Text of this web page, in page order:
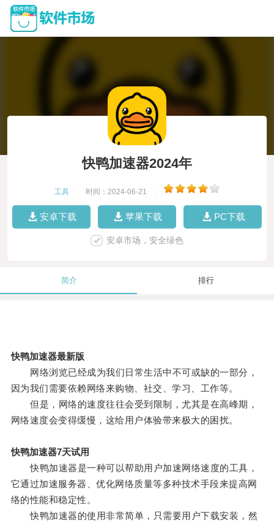
快鸭加速器2024年
工具 时间：2024-06-21
安卓下载 苹果下载 PC下载
安卓市场，安全绿色
简介 排行
快鸭加速器最新版
网络浏览已经成为我们日常生活中不可或缺的一部分，
因为我们需要依赖网络来购物、社交、学习、工作等。
但是，网络的速度往往会受到限制，尤其是在高峰期，
网络速度会变得缓慢，这给用户体验带来极大的困扰。
快鸭加速器7天试用
快鸭加速器是一种可以帮助用户加速网络速度的工具，
它通过加速服务器、优化网络质量等多种技术手段来提高网
络的性能和稳定性。
快鸭加速器的使用非常简单，只需要用户下载安装，然